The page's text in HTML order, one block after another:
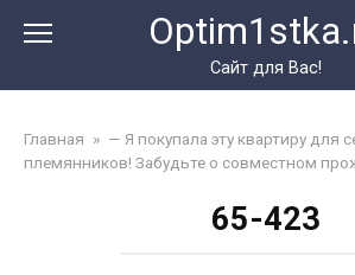
Сайт для Вас!
Главная » — Я покупала эту квартиру для
племянников! Забудьте о совместном
65-423